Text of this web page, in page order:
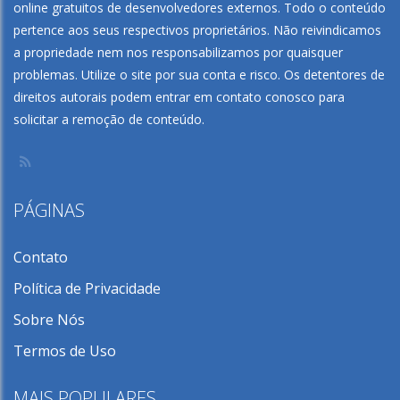
online gratuitos de desenvolvedores externos. Todo o conteúdo
pertence aos seus respectivos proprietários. Não reivindicamos
a propriedade nem nos responsabilizamos por quaisquer
problemas. Utilize o site por sua conta e risco. Os detentores de
direitos autorais podem entrar em contato conosco para
solicitar a remoção de conteúdo.
PÁGINAS
Contato
Política de Privacidade
Sobre Nós
Termos de Uso